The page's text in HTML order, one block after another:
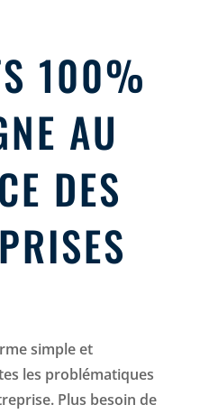
100%
AU
DES
simple et
les problématiques
Plus besoin de